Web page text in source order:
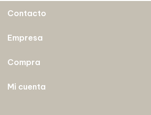
Contacto
Empresa
Compra
Mi cuenta